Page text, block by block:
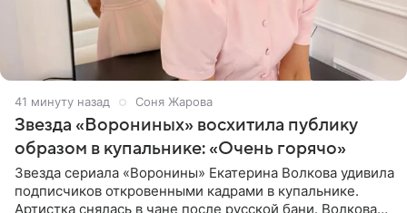
41 минуту назад Соня Жарова
Звезда «Ворониных» восхитила публику
образом в купальнике: «Очень горячо»
Звезда сериала «Воронины» Екатерина Волкова удивила
подписчиков откровенными кадрами в купальнике.
Артистка снялась в чане после русской бани. Волкова